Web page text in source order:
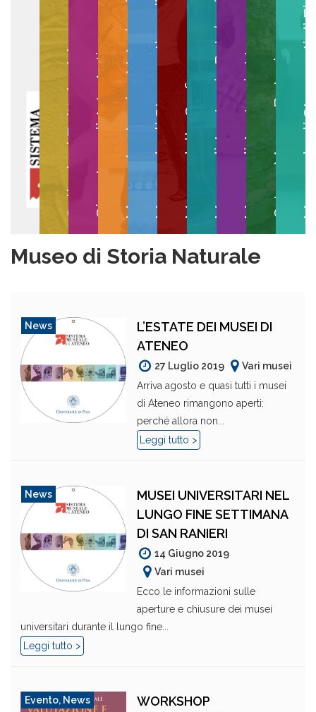
Collezioni EgittologicheGipsoteca di Arte AnticaMuseo Anatomico VeterinarioMuseo degli Strumenti per il CalcoloMuseo della GraficaMuseo di Anatomia PatologicaMuseo di Anatomia UmanaOrto e Museo BotanicoMuseo degli
Museo di Storia Naturale
News
L’ESTATE DEI MUSEI DI
ATENEO
27 Luglio 2019
Vari musei
Arriva agosto e quasi tutti i musei
di Ateneo rimangono aperti:
perché allora non...
Leggi tutto >
News
MUSEI UNIVERSITARI NEL
LUNGO FINE SETTIMANA
DI SAN RANIERI
14 Giugno 2019
Vari musei
Ecco le informazioni sulle
aperture e chiusure dei musei
universitari durante il lungo fine...
Leggi tutto >
Evento, News
WORKSHOP